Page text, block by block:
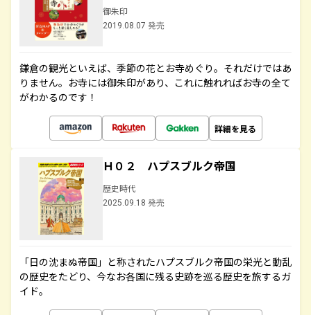
御朱印
2019.08.07 発売
鎌倉の観光といえば、季節の花とお寺めぐり。それだけではあ
りません。お寺には御朱印があり、これに触れればお寺の全て
がわかるのです！
詳細を見る
Ｈ０２ ハプスブルク帝国
歴史時代
2025.09.18 発売
「日の沈まぬ帝国」と称されたハプスブルク帝国の栄光と動乱
の歴史をたどり、今なお各国に残る史跡を巡る歴史を旅するガ
イド。